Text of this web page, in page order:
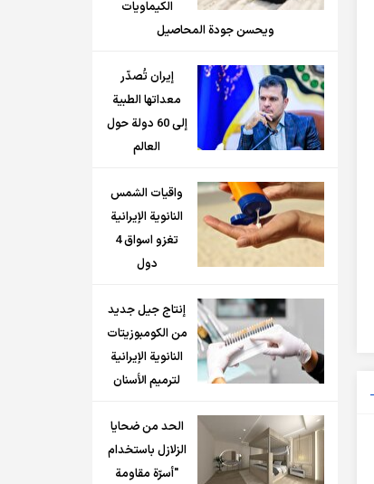
الكيماويات
ويحسن جودة المحاصيل
إيران تُصدّر
معداتها الطبية
إلى 60 دولة حول
العالم
واقيات الشمس
النانوية الإيرانية
تغزو اسواق 4
دول
إنتاج جيل جديد
من الكومبوزيتات
النانوية الإيرانية
لترميم الأسنان
الحد من ضحايا
الزلازل باستخدام
"أسرّة مقاومة